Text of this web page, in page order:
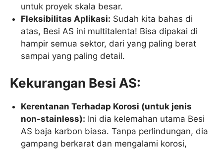
untuk proyek skala besar.
Fleksibilitas Aplikasi: Sudah kita bahas di
atas, Besi AS ini multitalenta! Bisa dipakai di
hampir semua sektor, dari yang paling berat
sampai yang paling detail.
Kekurangan Besi AS:
Kerentanan Terhadap Korosi (untuk jenis
non-stainless): Ini dia kelemahan utama Besi
AS baja karbon biasa. Tanpa perlindungan, dia
gampang berkarat dan mengalami korosi,